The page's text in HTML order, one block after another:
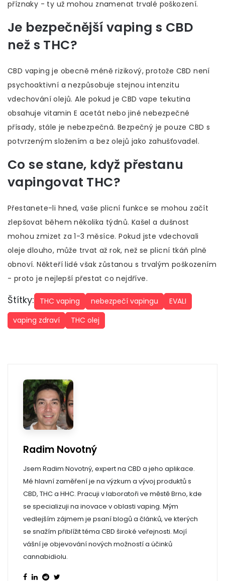
příznaky - ty už mohou znamenat trvalé poškození.
Je bezpečnější vaping s CBD
než s THC?
CBD vaping je obecně méně rizikový, protože CBD není
psychoaktivní a nezpůsobuje stejnou intenzitu
vdechování olejů. Ale pokud je CBD vape tekutina
obsahuje vitamin E acetát nebo jiné nebezpečné
přísady, stále je nebezpečná. Bezpečný je pouze CBD s
potvrzeným složením a bez olejů jako zahušťovadel.
Co se stane, když přestanu
vapingovat THC?
Přestanete-li hned, vaše plicní funkce se mohou začít
zlepšovat během několika týdnů. Kašel a dušnost
mohou zmizet za 1-3 měsíce. Pokud jste vdechovali
oleje dlouho, může trvat až rok, než se plicní tkáň plně
obnoví. Někteří lidé však zůstanou s trvalým poškozením
- proto je nejlepší přestat co nejdříve.
Štítky: THC vaping nebezpečí vapingu
EVALI
vaping zdraví
THC olej
Radim Novotný
Jsem Radim Novotný, expert na CBD a jeho aplikace.
Mé hlavní zaměření je na výzkum a vývoj produktů s
CBD, THC a HHC. Pracuji v laboratoři ve městě Brno, kde
se specializuji na inovace v oblasti vaping. Mým
vedlejším zájmem je psaní blogů a článků, ve kterých
se snažím přiblížit téma CBD široké veřejnosti. Mojí
vášní je objevování nových možností a účinků
cannabidiolu.